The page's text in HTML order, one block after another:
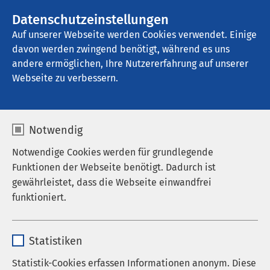
Datenschutzeinstellungen
Auf unserer Webseite werden Cookies verwendet. Einige
davon werden zwingend benötigt, während es uns
andere ermöglichen, Ihre Nutzererfahrung auf unserer
Webseite zu verbessern.
Notwendig
Notwendige Cookies werden für grundlegende
Funktionen der Webseite benötigt. Dadurch ist
gewährleistet, dass die Webseite einwandfrei
funktioniert.
Anbieter sgalinski
Statistiken
Statistik-Cookies erfassen Informationen anonym. Diese
AMEOS Klinikum Bernburg
Kommunikation
Keine soziale Einrichtung kommt heute ohne
Öffentlichkeitsarbeit aus.
Zum Umfangreichen Aufgabengebiet gehört die
Pressearbeit ebenso, wie die Erstellung
Patienteninformationen, die Organisation von